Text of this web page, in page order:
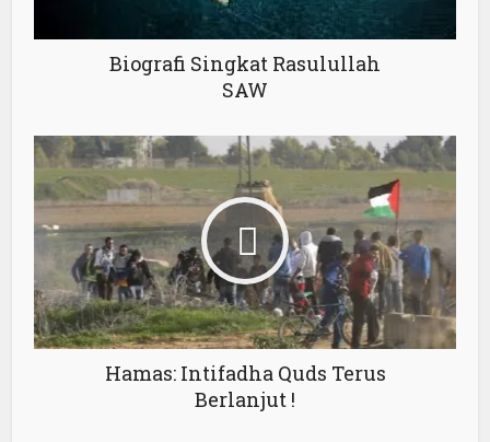
Biografi Singkat Rasulullah
SAW
Hamas: Intifadha Quds Terus
Berlanjut !